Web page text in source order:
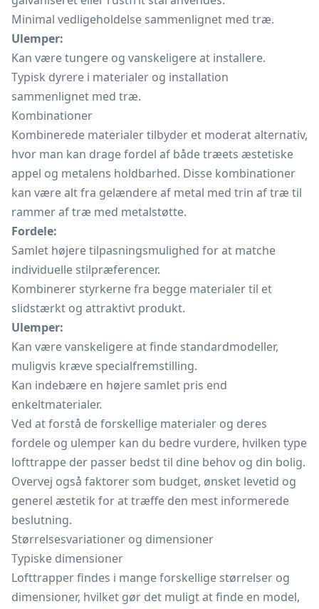
Minimal vedligeholdelse sammenlignet med træ.
Ulemper:
Kan være tungere og vanskeligere at installere.
Typisk dyrere i materialer og installation
sammenlignet med træ.
Kombinationer
Kombinerede materialer tilbyder et moderat alternativ,
hvor man kan drage fordel af både træets æstetiske
appel og metalens holdbarhed. Disse kombinationer
kan være alt fra gelændere af metal med trin af træ til
rammer af træ med metalstøtte.
Fordele:
Samlet højere tilpasningsmulighed for at matche
individuelle stilpræferencer.
Kombinerer styrkerne fra begge materialer til et
slidstærkt og attraktivt produkt.
Ulemper:
Kan være vanskeligere at finde standardmodeller,
muligvis kræve specialfremstilling.
Kan indebære en højere samlet pris end
enkeltmaterialer.
Ved at forstå de forskellige materialer og deres
fordele og ulemper kan du bedre vurdere, hvilken type
lofttrappe der passer bedst til dine behov og din bolig.
Overvej også faktorer som budget, ønsket levetid og
generel æstetik for at træffe den mest informerede
beslutning.
Størrelsesvariationer og dimensioner
Typiske dimensioner
Lofttrapper findes i mange forskellige størrelser og
dimensioner, hvilket gør det muligt at finde en model,